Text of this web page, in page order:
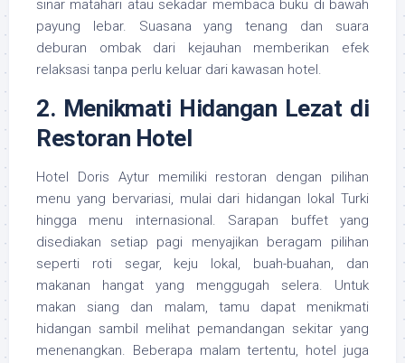
sinar matahari atau sekadar membaca buku di bawah
payung lebar. Suasana yang tenang dan suara
deburan ombak dari kejauhan memberikan efek
relaksasi tanpa perlu keluar dari kawasan hotel.
2. Menikmati Hidangan Lezat di
Restoran Hotel
Hotel Doris Aytur memiliki restoran dengan pilihan
menu yang bervariasi, mulai dari hidangan lokal Turki
hingga menu internasional. Sarapan buffet yang
disediakan setiap pagi menyajikan beragam pilihan
seperti roti segar, keju lokal, buah-buahan, dan
makanan hangat yang menggugah selera. Untuk
makan siang dan malam, tamu dapat menikmati
hidangan sambil melihat pemandangan sekitar yang
menenangkan. Beberapa malam tertentu, hotel juga